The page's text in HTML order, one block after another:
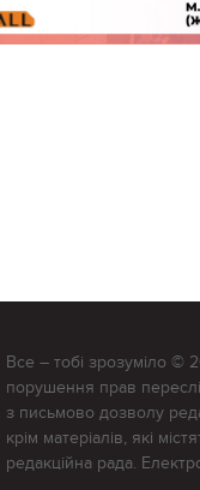
Все – тобі зрозуміло ©
порушення прав
з письмово дозволу
крім матеріалів, які
редакційна рада.